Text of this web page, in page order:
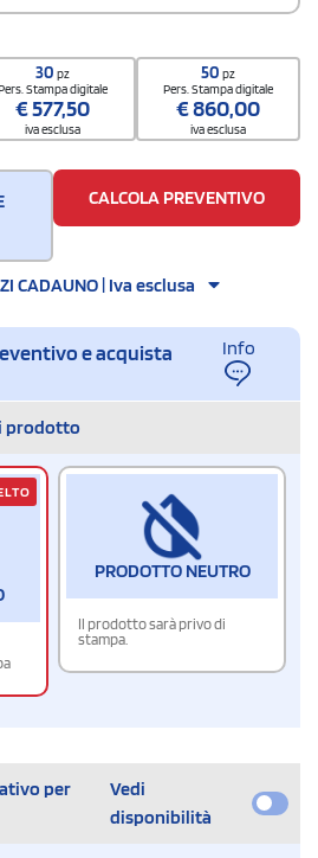
30pz
Stampa digitale
€577,50
iva esclusa
50 pz
Pers. Stampa digitale
€860,00
iva esclusa
CALCOLA PREVENTIVO
CADAUNO | Iva esclusa
e acquista
Info
prodotto
PRODOTTO NEUTRO
Il prodotto sarà privo di
stampa.
per
Vedi
disponibilità